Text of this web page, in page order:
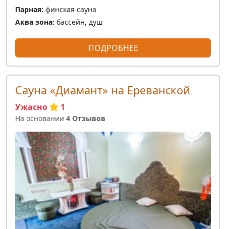
Парная: финская сауна
Аква зона: бассейн, душ
ПОДРОБНЕЕ
Сауна «Диамант» на Ереванской
Ужасно 1
На основании 4 Отзывов